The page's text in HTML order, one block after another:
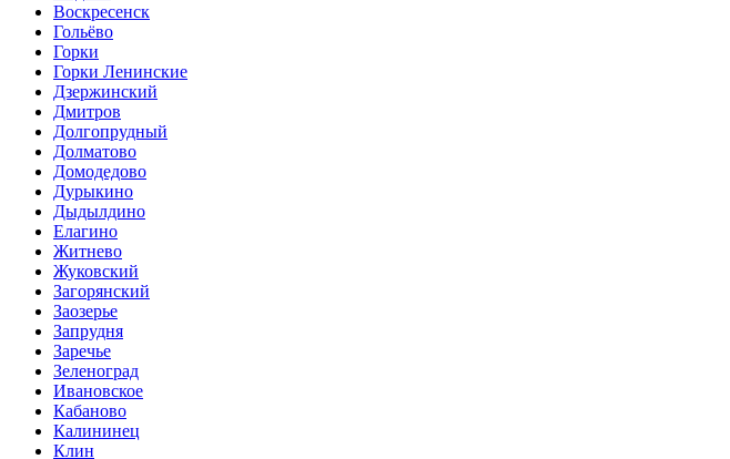
Воскресенск
Гольёво
Горки
Горки Ленинские
Дзержинский
Дмитров
Долгопрудный
Долматово
Домодедово
Дурыкино
Дыдылдино
Елагино
Житнево
Жуковский
Загорянский
Заозерье
Запрудня
Заречье
Зеленоград
Ивановское
Кабаново
Калининец
Клин